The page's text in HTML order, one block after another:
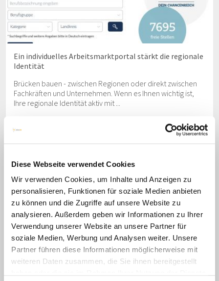
Diese Webseite verwendet Cookies
Wir verwenden Cookies, um Inhalte und Anzeigen zu
personalisieren, Funktionen für soziale Medien anbieten
zu können und die Zugriffe auf unsere Website zu
analysieren. Außerdem geben wir Informationen zu Ihrer
Verwendung unserer Website an unsere Partner für
soziale Medien, Werbung und Analysen weiter. Unsere
Partner führen diese Informationen möglicherweise mit
weiteren Daten zusammen, die Sie ihnen bereitgestellt
Ein individuelles Arbeitsmarktportal stärkt die regionale
Identität
Brücken bauen - zwischen Regionen oder direkt zwischen
Fachkräften und Unternehmen. Wenn es Ihnen wichtig ist,
Ihre regionale Identität aktiv mit ...
weiterlesen
"Wir möchten unsere Teilnehmenden optimal und
zielgerichtet Profilen, um bei Beginn einer jeden Maßnahme
sämtliche Chancen zu nutzen. Mit der Jobimpuls-Methode
ist uns dies bei den unterschiedlichsten
Ausgangssituationen möglich."
Marion Schubert
Gebietsleiterin Thüringen
SBH Südost GmbH